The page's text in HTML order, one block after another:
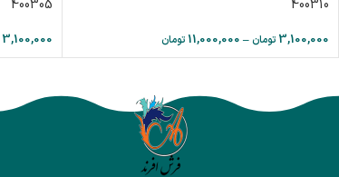
400310
3,100,000 تومان–
11,000,000 تومان
400305
3,100,000